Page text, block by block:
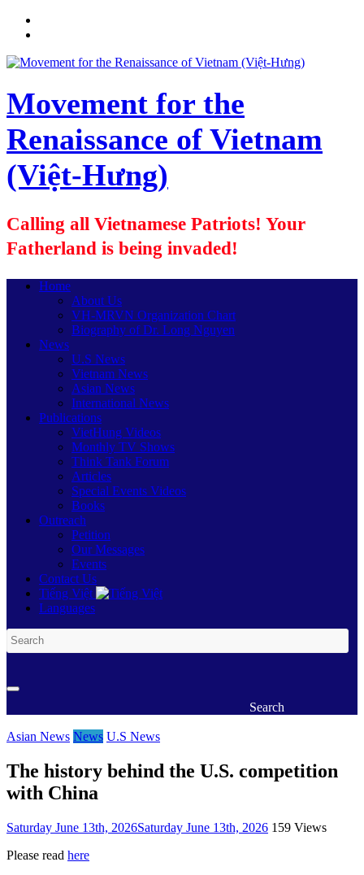
Movement for the
Renaissance of Vietnam
(Việt-Hưng)
Calling all Vietnamese Patriots! Your
Fatherland is being invaded!
Home
About Us
VH-MRVN Organization Chart
Biography of Dr. Long Nguyen
News
U.S News
Vietnam News
Asian News
International News
Publications
VietHung Videos
Monthly TV Shows
Think Tank Forum
Articles
Special Events Videos
Books
Outreach
Petition
Our Messages
Events
Contact Us
Tiếng Việt
Languages
Search
Asian News News U.S News
The history behind the U.S. competition
with China
Saturday June 13th, 2026Saturday June 13th, 2026 159 Views
Please read here